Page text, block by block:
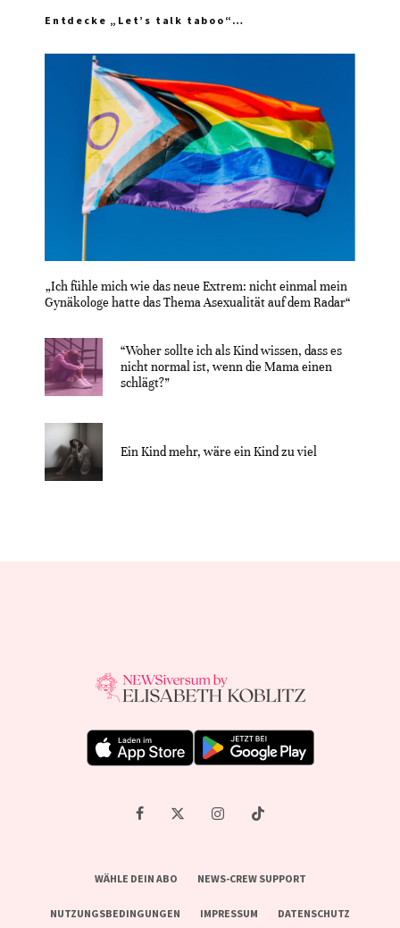
Entdecke „Let’s talk taboo“…
„Ich fühle mich wie das neue Extrem: nicht einmal mein
Gynäkologe hatte das Thema Asexualität auf dem Radar“
“Woher sollte ich als Kind wissen, dass es
nicht normal ist, wenn die Mama einen
schlägt?”
Ein Kind mehr, wäre ein Kind zu viel
WÄHLE DEIN ABO NEWS-CREW SUPPORT
NUTZUNGSBEDINGUNGEN IMPRESSUM DATENSCHUTZ